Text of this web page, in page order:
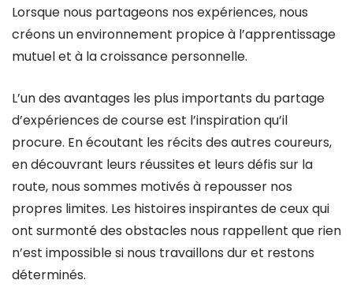
Lorsque nous partageons nos expériences, nous
créons un environnement propice à l’apprentissage
mutuel et à la croissance personnelle.
L’un des avantages les plus importants du partage
d’expériences de course est l’inspiration qu’il
procure. En écoutant les récits des autres coureurs,
en découvrant leurs réussites et leurs défis sur la
route, nous sommes motivés à repousser nos
propres limites. Les histoires inspirantes de ceux qui
ont surmonté des obstacles nous rappellent que rien
n’est impossible si nous travaillons dur et restons
déterminés.